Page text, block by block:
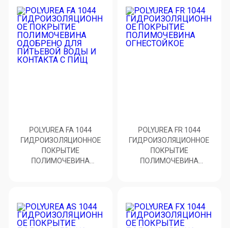
POLYUREA FA 1044
ГИДРОИЗОЛЯЦИОННОЕ
ПОКРЫТИЕ
ПОЛИМОЧЕВИНА
POLYUREA FR 1044
ГИДРОИЗОЛЯЦИОННОЕ
ПОКРЫТИЕ
ПОЛИМОЧЕВИНА